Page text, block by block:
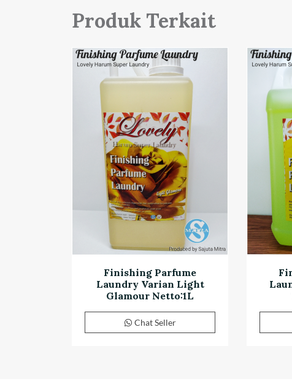
Produk Terkait
Finishing Parfume
Laundry Varian Light
Glamour Netto:1L
Chat Seller